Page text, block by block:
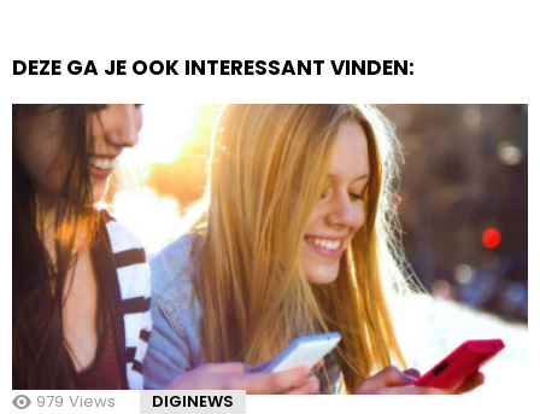
DEZE GA JE OOK INTERESSANT VINDEN:
979 Views DIGINEWS